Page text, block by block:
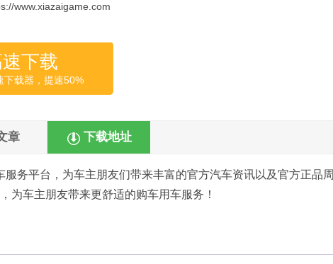
www.xiazaigame.com
下载
下载器，提速50%
章 下载地址
务平台，为车主朋友们带来丰富的官方汽车资讯以及官方正品周
为车主朋友带来更舒适的购车用车服务！